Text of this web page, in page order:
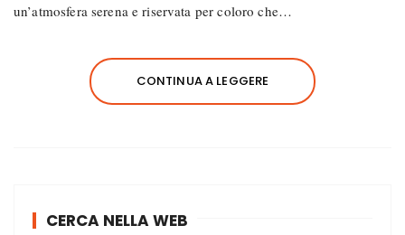
un’atmosfera serena e riservata per coloro che…
CONTINUA A LEGGERE
CERCA NELLA WEB